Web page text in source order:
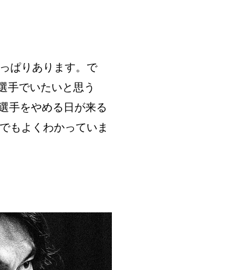
ぱりあります。で
手でいたいと思う
手をやめる日が来る
もよくわかっていま